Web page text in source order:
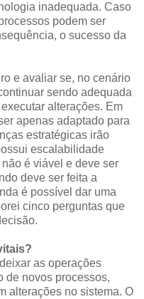
inadequada. Caso
podem ser
o sucesso da
e avaliar se, no cenário
sendo adequada
alterações. Em
apenas adaptado para
estratégicas irão
escalabilidade
é viável e deve ser
deve ser feita a
é possível dar uma
cinco perguntas que
as operações
de novos processos,
alterações no sistema. O